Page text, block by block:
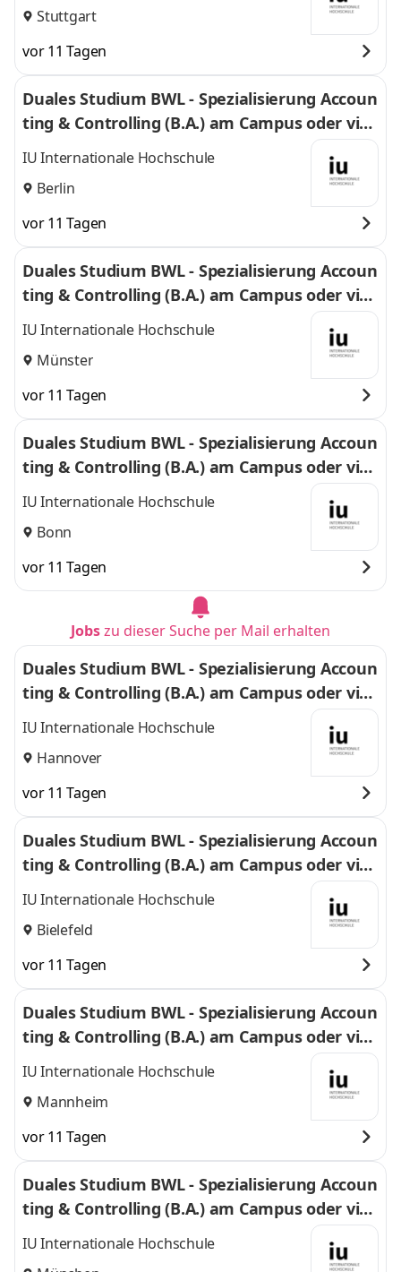
Stuttgart
vor 11 Tagen
Duales Studium BWL - Spezialisierung Accoun
ting & Controlling (B.A.) am Campus oder virt
uell
IU Internationale Hochschule
Berlin
vor 11 Tagen
Duales Studium BWL - Spezialisierung Accoun
ting & Controlling (B.A.) am Campus oder virt
uell
IU Internationale Hochschule
Münster
vor 11 Tagen
Duales Studium BWL - Spezialisierung Accoun
ting & Controlling (B.A.) am Campus oder virt
uell
IU Internationale Hochschule
Bonn
vor 11 Tagen
Jobszu dieser Suche per Mail erhalten
Duales Studium BWL - Spezialisierung Accoun
ting & Controlling (B.A.) am Campus oder virt
uell
IU Internationale Hochschule
Hannover
vor 11 Tagen
Duales Studium BWL - Spezialisierung Accoun
ting & Controlling (B.A.) am Campus oder virt
uell
IU Internationale Hochschule
Bielefeld
vor 11 Tagen
Duales Studium BWL - Spezialisierung Accoun
ting & Controlling (B.A.) am Campus oder virt
uell
IU Internationale Hochschule
Mannheim
vor 11 Tagen
Duales Studium BWL - Spezialisierung Accoun
ting & Controlling (B.A.) am Campus oder virt
uell
IU Internationale Hochschule